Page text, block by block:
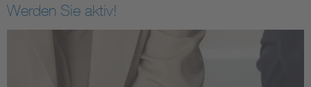
Werden Sie aktiv!